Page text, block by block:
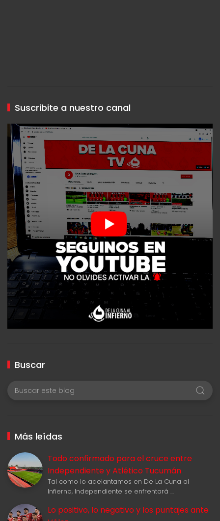
Suscribite a nuestro canal
Buscar
Más leídas
Todo confirmado para el cruce entre
Independiente y Atlético Tucumán
Tal como lo adelantamos en De La Cuna al
Infierno, Independiente se enfrentará …
Lo positivo, lo negativo y los puntajes ante